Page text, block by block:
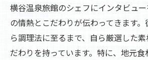
横谷温泉旅館のシェフにインタビュ
の情熱とこだわりが伝わってきます
ら調理法に至るまで、自ら厳選した
だわりを持っています。特に、地元